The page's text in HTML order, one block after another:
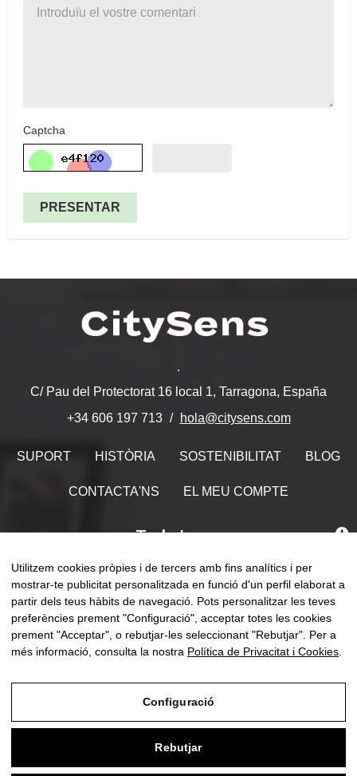
Captcha
PRESENTAR
.
C/ Pau del Protectorat 16 local 1, Tarragona, España
+34 606 197 713
hola@citysens.com
SUPORT HISTÒRIA SOSTENIBILITAT BLOG
CONTACTA'NS EL MEU COMPTE
Troba'ns
la
☰
CA 0
Utilitzem cookies pròpies i de tercers amb fins analítics i per
mostrar-te publicitat personalitzada en funció d'un perfil elaborat a
partir dels teus hàbits de navegació. Pots personalitzar les teves
preferències prement "Configuració", acceptar totes les cookies
prement "Acceptar", o rebutjar-les seleccionant "Rebutjar". Per a
més informació, consulta la nostra Política de Privacitat i Cookies
Configuració
Rebutjar